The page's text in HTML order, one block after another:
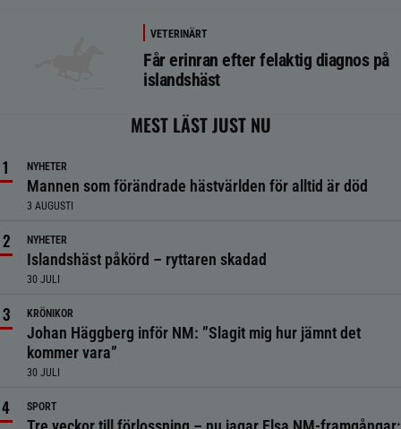
VETERINÄRT
Får erinran efter felaktig diagnos på
islandshäst
MEST LÄST JUST NU
NYHETER
Mannen som förändrade hästvärlden för alltid är död
3 AUGUSTI
NYHETER
Islandshäst påkörd – ryttaren skadad
30 JULI
KRÖNIKOR
Johan Häggberg inför NM: ”Slagit mig hur jämnt det
kommer vara”
30 JULI
SPORT